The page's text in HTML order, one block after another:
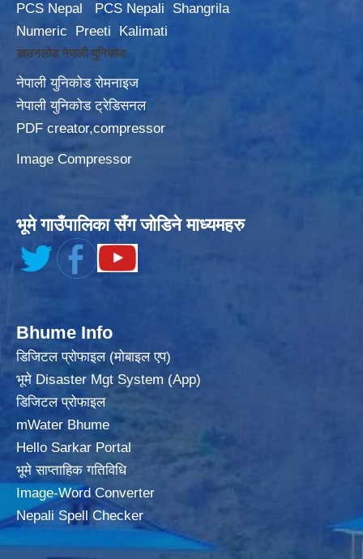
PCS Nepal PCS Nepali
Shangrila
Numeric
Preeti Kalimati
डाउनलोड नेपाली युनिकोड
नेपाली युनिकोड रोमनाइज
नेपाली युनिकोड ट्रेडिसनल
PDF creator,compressor
Image Compressor
भूमे गाउँपालिका सँग जोडिने माध्यमहरु
Bhume Info
डिजिटल प्रोफाइल (मोबाइल एप)
भूमे Disaster Mgt System (App)
डिजिटल प्रोफाइल
mWater Bhume
Hello Sarkar Portal
भूमे साप्ताहिक गतिविधि
Image-Word Converter
Nepali Spell Checker